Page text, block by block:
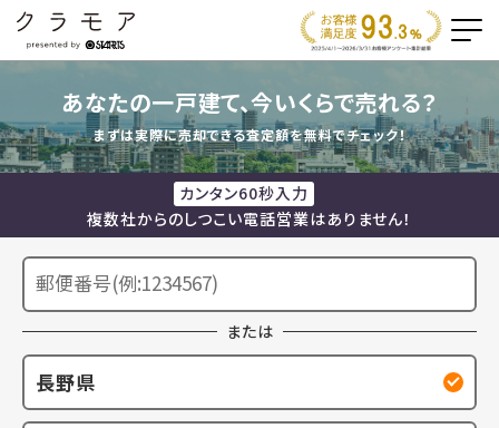
あなたの一戸建て、今いくらで売れる？
まずは実際に売却できる査定額を無料でチェック！
カンタン60秒入力
複数社からのしつこい電話営業はありません！
または
長野県